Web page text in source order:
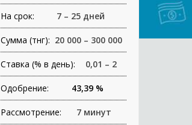
На срок: 7 – 25 дней
Сумма (тнг): 20 000 – 300 000
Ставка (% в день): 0,01 – 2
Одобрение: 43,39 %
Рассмотрение: 7 минут